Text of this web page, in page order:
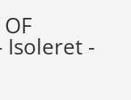
Isoleret -